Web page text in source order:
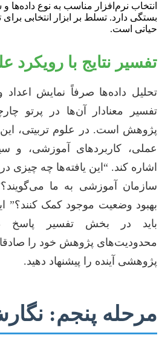
انتخاب نرم‌افزار مناسب به نوع
بستگی دارد. تسلط بر ابزار انتخابی
حیاتی است.
تفسیر نتایج با رویکرد
تحلیل داده‌ها صرفاً نمایش اعداد
تفسیر معنادار آن‌ها در پرتو
پژوهش است. در علوم تربیتی، این
عملی، کاربردهای آموزشی، و
اشاره کند. “این یافته‌ها چه چیزی
سازمان آموزشی به ما
بهبود وضعیت موجود کمک کنند؟”
باید در بخش تفسیر پاسخ
محدودیت‌های پژوهش خود را
پژوهشی آینده را پیشنهاد دهید.
مرحله پنجم: